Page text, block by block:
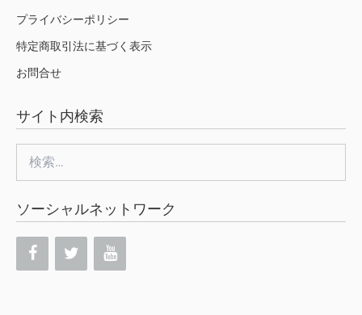
プライバシーポリシー
特定商取引法に基づく表示
お問合せ
サイト内検索
ソーシャルネットワーク